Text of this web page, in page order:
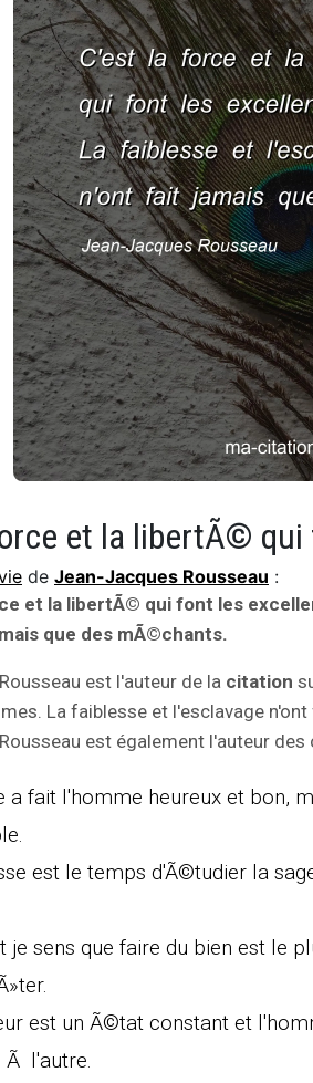
de Jean-Jacques Rousseau :
et la libertÃ© qui font les
que des mÃ©chants.
est l'auteur de la citation
La faiblesse et l'esclavage
est également l'auteur des
a fait l'homme heureux et bon,
est le temps d'Ã©tudier la
je sens que faire du bien est le
est un Ã©tat constant et
Ã l'autre.